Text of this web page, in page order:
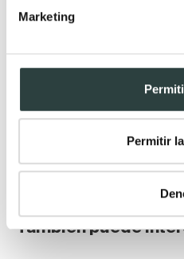
Marketing
Permitir
Si aún no sabescómo
de forma
tipo de piezas a elegir,
También puede